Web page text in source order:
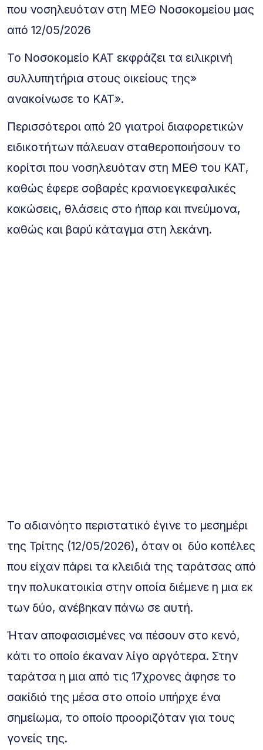
που νοσηλευόταν στη ΜΕΘ Νοσοκομείου μας
από 12/05/2026
Το Νοσοκομείο ΚΑΤ εκφράζει τα ειλικρινή
συλλυπητήρια στους οικείους της»
ανακοίνωσε το ΚΑΤ».
Περισσότεροι από 20 γιατροί διαφορετικών
ειδικοτήτων πάλευαν σταθεροποιήσουν το
κορίτσι που νοσηλευόταν στη ΜΕΘ του ΚΑΤ,
καθώς έφερε σοβαρές κρανιοεγκεφαλικές
κακώσεις, θλάσεις στο ήπαρ και πνεύμονα,
καθώς και βαρύ κάταγμα στη λεκάνη.
Το αδιανόητο περιστατικό έγινε το μεσημέρι
της Τρίτης (12/05/2026), όταν οι δύο κοπέλες
που είχαν πάρει τα κλειδιά της ταράτσας από
την πολυκατοικία στην οποία διέμενε η μια εκ
των δύο, ανέβηκαν πάνω σε αυτή.
Ήταν αποφασισμένες να πέσουν στο κενό,
κάτι το οποίο έκαναν λίγο αργότερα. Στην
ταράτσα η μια από τις 17χρονες άφησε το
σακίδιό της μέσα στο οποίο υπήρχε ένα
σημείωμα, το οποίο προοριζόταν για τους
γονείς της.